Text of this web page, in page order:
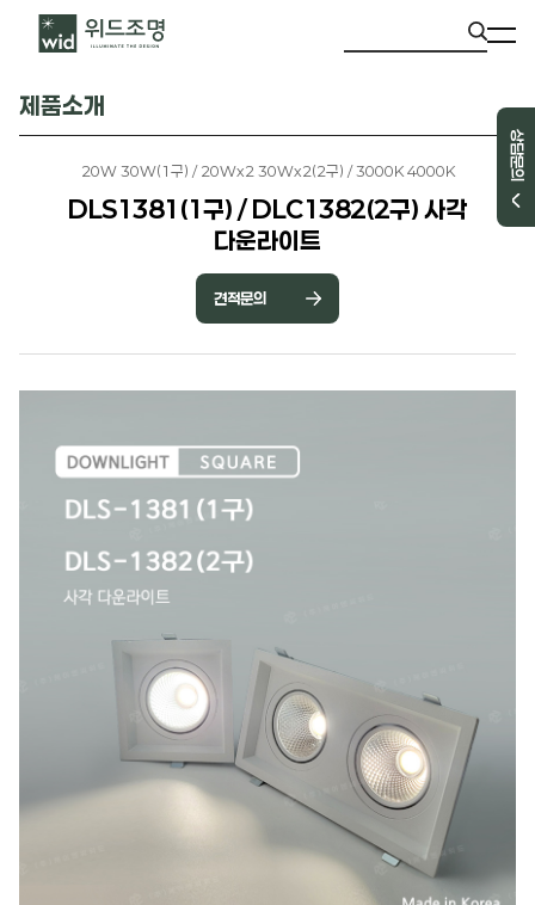
상담문의
제품소개
20W 30W(1구) / 20Wx2 30Wx2(2구) / 3000K 4000K
DLS1381(1구) / DLC1382(2구) 사각
다운라이트
견적문의